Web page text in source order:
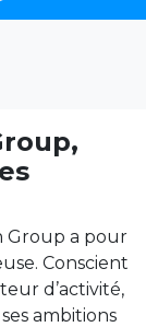
Group a pour
Conscient
d’activité,
ambitions